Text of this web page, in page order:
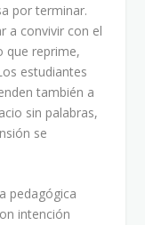
por terminar.
a convivir con el
que reprime,
estudiantes
también a
sin palabras,
se
pedagógica
intención